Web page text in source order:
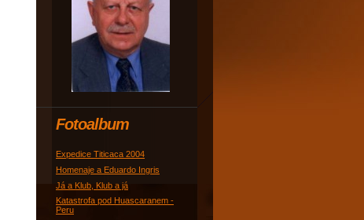
Fotoalbum
Expedice Titicaca 2004
Homenaje a Eduardo Ingris
Já a Klub, Klub a já
Katastrofa pod Huascaranem -
Peru